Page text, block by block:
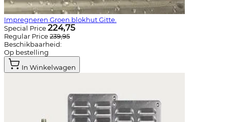
Impregneren Groen blokhut Gitte.
Special Price224,75
Regular Price239,95
Beschikbaarheid:
Op bestelling
In Winkelwagen